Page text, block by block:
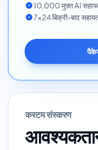
10,000 मुफ़्त AI
7x24 बिक्री-बाद
कस्टम संस्करण